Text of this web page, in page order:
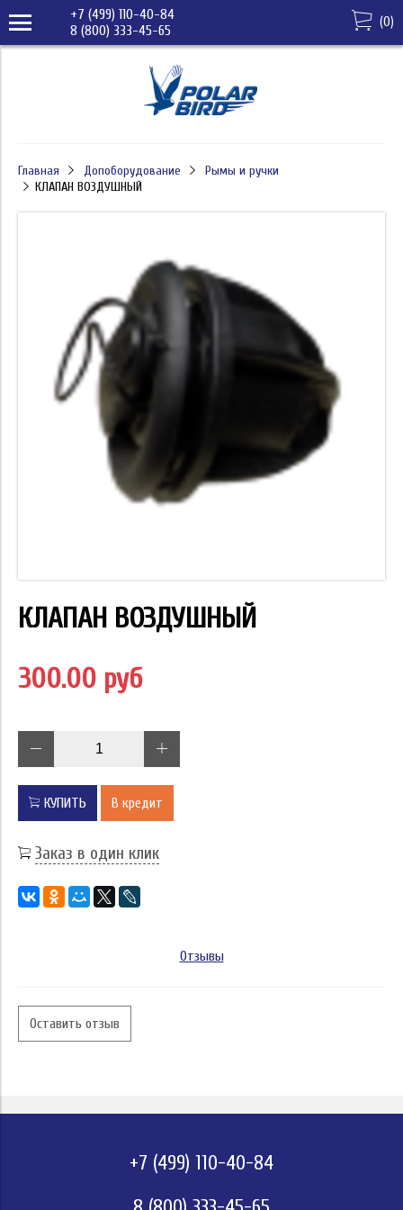
+7 (499) 110-40-84
8 (800) 333-45-65
(0)
Главная Допоборудование
Рымы и ручки
КЛАПАН ВОЗДУШНЫЙ
КЛАПАН ВОЗДУШНЫЙ
300.00 руб
КУПИТЬ В кредит
Заказ в один клик
Отзывы
Оставить отзыв
+7 (499) 110-40-84